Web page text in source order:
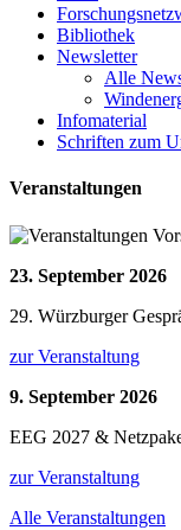
Bibliothek
Newsletter
Alle
Infomaterial
Schriften zum
Veranstaltungen
23. September 2026
29. Würzburger
zur Veranstaltung
9. September 2026
EEG 2027 &
zur Veranstaltung
Alle Veranstaltungen